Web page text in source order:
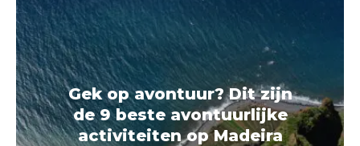
Gek op avontuur? Dit zijn
de 9 beste avontuurlijke
activiteiten op Madeira